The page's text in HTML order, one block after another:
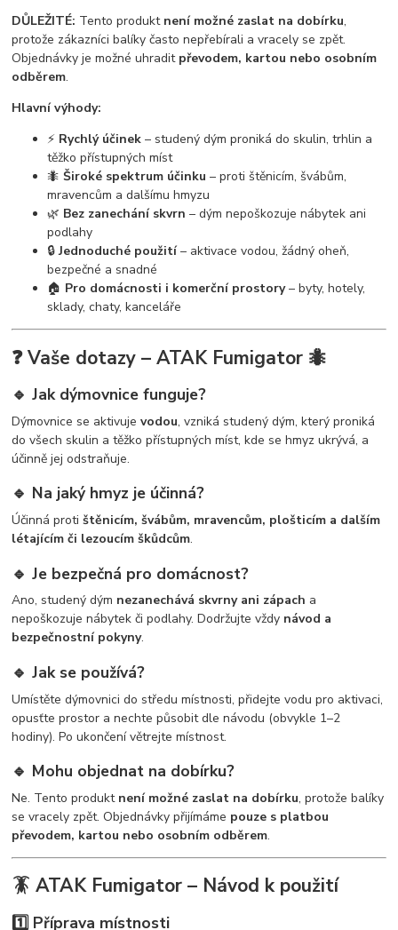
DŮLEŽITÉ: Tento produkt není možné zaslat na dobírku,
protože zákazníci balíky často nepřebírali a vracely se zpět.
Objednávky je možné uhradit převodem, kartou nebo osobním
odběrem.
Hlavní výhody:
⚡ Rychlý účinek – studený dým proniká do skulin, trhlin a
těžko přístupných míst
🐜Široké spektrum účinku – proti štěnicím, švábům,
mravencům a dalšímu hmyzu
🌿 Bez zanechání skvrn – dým nepoškozuje nábytek ani
podlahy
🔒Jednoduché použití– aktivace vodou, žádný oheň,
bezpečné a snadné
🏠 Pro domácnosti i komerční prostory– byty, hotely,
sklady, chaty, kanceláře
❓ Vaše dotazy – ATAK Fumigator 🐜
🔹 Jak dýmovnice funguje?
Dýmovnice se aktivujevodou, vzniká studený dým, který proniká
do všech skulin a těžko přístupných míst, kde se hmyz ukrývá, a
účinně jej odstraňuje.
🔹 Na jaký hmyz je účinná?
Účinná protištěnicím, švábům, mravencům, plošticím a dalším
létajícím či lezoucím škůdcům.
🔹 Je bezpečná pro domácnost?
Ano, studený dým nezanechává skvrny ani zápach a
nepoškozuje nábytek či podlahy. Dodržujte vždy návod a
bezpečnostní pokyny.
🔹 Jak se používá?
Umístěte dýmovnici do středu místnosti, přidejte vodu pro aktivaci,
opusťte prostor a nechte působit dle návodu (obvykle 1–2
hodiny). Po ukončení větrejte místnost.
🔹 Mohu objednat na dobírku?
Ne. Tento produkt není možné zaslat na dobírku, protože balíky
se vracely zpět. Objednávky přijímáme pouze s platbou
převodem, kartou nebo osobním odběrem.
🪳 ATAK Fumigator – Návod k použití
1️⃣ Příprava místnosti